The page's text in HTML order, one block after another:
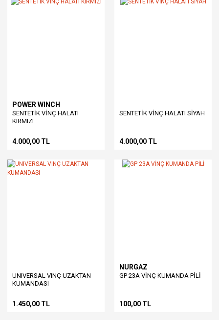
POWER WINCH
SENTETİK VİNÇ HALATI
KIRMIZI
4.000,00 TL
SENTETİK VİNÇ HALATI SİYAH
4.000,00 TL
UNIVERSAL VINÇ UZAKTAN
KUMANDASI
1.450,00 TL
NURGAZ
GP 23A VİNÇ KUMANDA PİLİ
100,00 TL